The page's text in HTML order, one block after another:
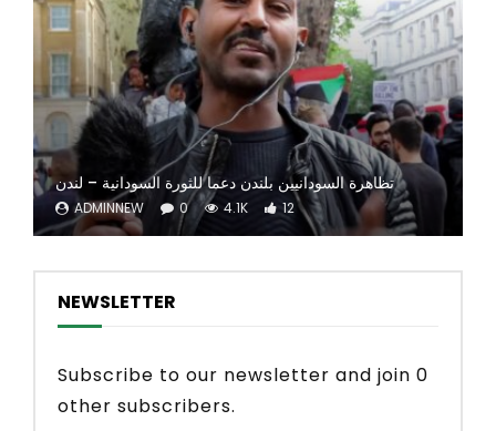
تظاهرة السودانيين بلندن دعما للثورة السودانية – لندن
ADMINNEW 0 4.1K 12
NEWSLETTER
Subscribe to our newsletter and join 0
other subscribers.